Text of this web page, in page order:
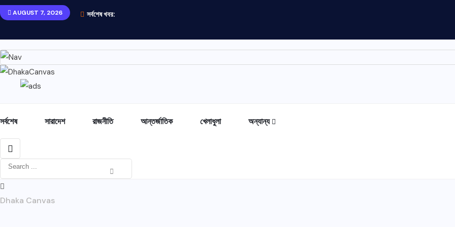
AUGUST 7, 2026 সর্বশেষ খবর:
সর্বশেষ সারাদেশ রাজনীতি আন্তর্জাতিক খেলাধুলা অন্যান্য
Dhaka Canvas